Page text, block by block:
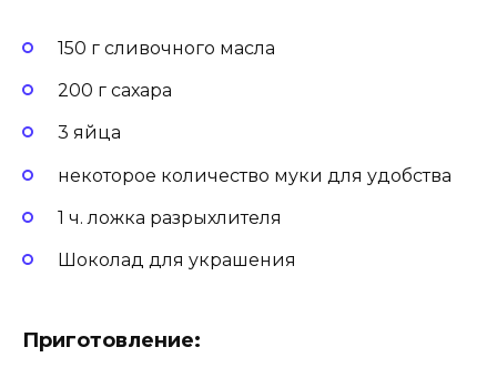
150 г сливочного масла
200 г сахара
3 яйца
некоторое количество муки для удобства
1 ч. ложка разрыхлителя
Шоколад для украшения
Приготовление: